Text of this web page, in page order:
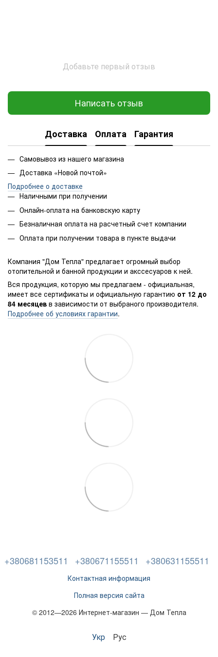
Добавьте первый отзыв
Написать отзыв
Доставка Оплата Гарантия
Самовывоз из нашего магазина
Доставка «Новой почтой»
Подробнее о доставке
Наличными при получении
Онлайн-оплата на банковскую карту
Безналичная оплата на расчетный счет компании
Оплата при получении товара в пункте выдачи
Компания "Дом Тепла" предлагает огромный выбор
отопительной и банной продукции и акссесуаров к ней.
Вся продукция, которую мы предлагаем - официальная,
имеет все сертификаты и официальную гарантию от 12 до
84 месяцев в зависимости от выбраного производителя.
Подробнее об условиях гарантии.
+380681153511 +380671155511 +380631155511
Контактная информация
Полная версия сайта
© 2012—2026 Интернет-магазин — Дом Тепла
Укр Рус